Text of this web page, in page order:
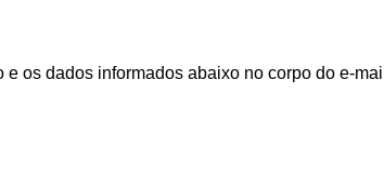
e os dados informados abaixo no corpo do e-